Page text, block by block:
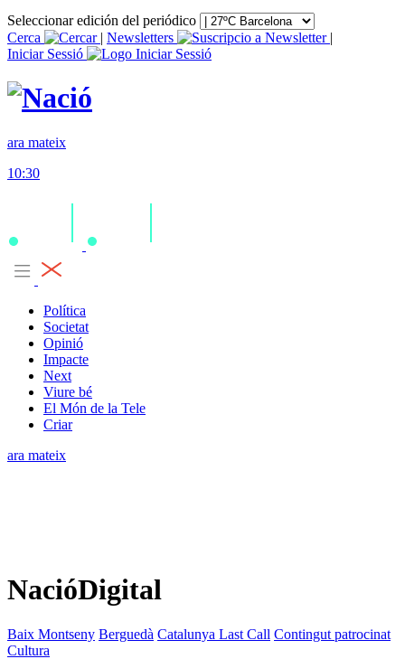
Seleccionar edición del periódico
Cerca
| Newsletters
|
Iniciar Sessió
ara mateix
10:30
Política
Societat
Opinió
Impacte
Next
Viure bé
El Món de la Tele
Criar
ara mateix
NacióDigital
Baix Montseny Berguedà Catalunya Last Call Contingut patrocinat
Cultura